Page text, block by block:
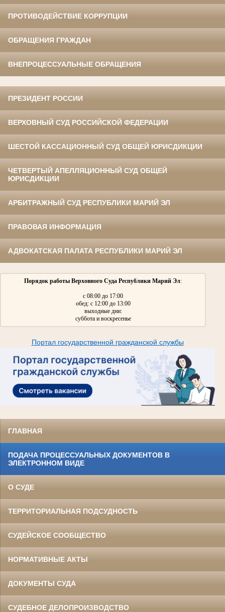
ПРОТИВОДЕЙСТВИЕ КОРРУПЦИИ
ОБРАЩЕНИЯ ГРАЖДАН
ВНЕПРОЦЕССУАЛЬНЫЕ ОБРАЩЕНИЯ
ПРЕЗИДЕНТ РОССИИ
ВЕРХОВНЫЙ СУД РОССИЙСКОЙ ФЕДЕРАЦИИ
ШЕСТОЙ КАССАЦИОННЫЙ СУД ОБЩЕЙ ЮРИСДИКЦИИ
ЧЕТВЕРТЫЙ АПЕЛЛЯЦИОННЫЙ СУД ОБЩЕЙ
ЮРИСДИКЦИИ
АРБИТРАЖНЫЙ СУД РЕСПУБЛИКИ МАРИЙ ЭЛ
ПРАВОВАЯ ИНФОРМАЦИЯ
АДВОКАТСКАЯ ПАЛАТА РЕСПУБЛИКИ МАРИЙ ЭЛ
Порядок работы Верховного Суда Республики Марий Эл:
с 08:00 до 17:00
обед: с 12:00 до 13:00
выходные дни:
суббота и воскресенье
Портал государственной гражданской службы
ГЛАВНАЯ
ПОДАЧА ПРОЦЕССУАЛЬНЫХ ДОКУМЕНТОВ В
ЭЛЕКТРОННОМ ВИДЕ
О СУДЕ
ТЕРРИТОРИАЛЬНАЯ ПОДСУДНОСТЬ
СУДЕЙСКОЕ СООБЩЕСТВО
НОРМАТИВНЫЕ АКТЫ
ДОКУМЕНТЫ СУДА
СУДЕБНОЕ ДЕЛОПРОИЗВОДСТВО